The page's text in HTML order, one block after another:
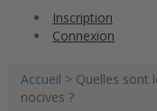
Inscription
Connexion
Accueil > Quelles sont
nocives ?